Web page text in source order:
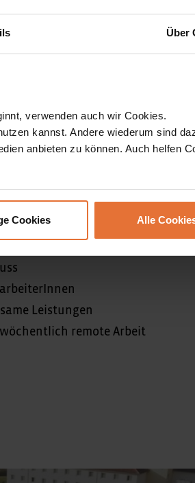
Über
verwenden auch wir Cookies.
kannst. Andere wiederum sind
anbieten zu können. Auch helfen
Cookies Alle
aktuellen
und bis zu 6
nach diesem Zeitpunkt
Mitgliedschaft
Leistungen
remote Arbeit